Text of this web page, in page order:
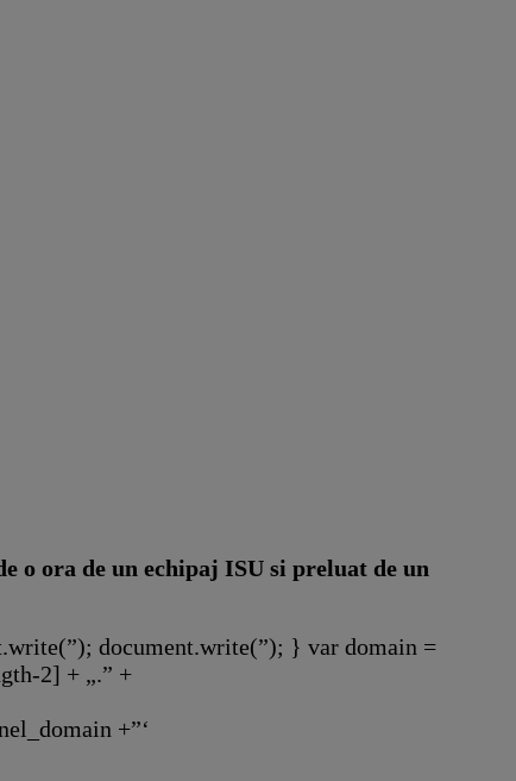
o ora de un echipaj ISU si preluat de un
document.write(”); } var domain =
2] + „.” +
+”‘